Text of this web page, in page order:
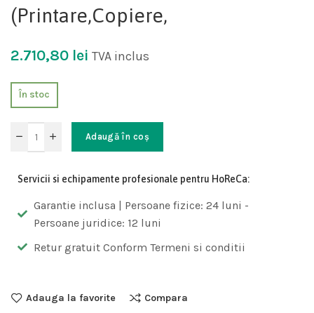
(Printare,Copiere,
2.710,80 lei TVA inclus
În stoc
Adaugă în coș
Servicii si echipamente profesionale pentru HoReCa:
Garantie inclusa | Persoane fizice: 24 luni -
Persoane juridice: 12 luni
Retur gratuit Conform Termeni si conditii
Adauga la favorite Compara